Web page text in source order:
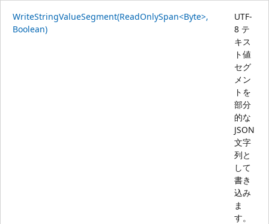
WriteStringValueSegment(ReadOnlySpan<Byte>,
Boolean)
UTF-
8 テ
キス
ト値
セグ
メン
トを
部分
的な
JSON
文字
列と
して
書き
込み
ま
す。